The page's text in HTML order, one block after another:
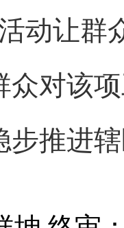
让群
众对该
步推进